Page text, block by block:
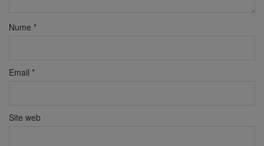
Nume *
Email *
Site web